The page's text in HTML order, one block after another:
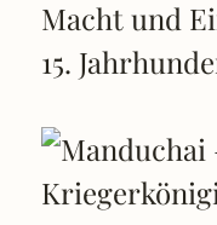
Macht und
15.